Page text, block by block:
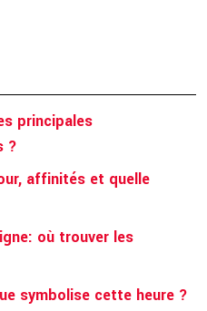
principales
?
affinités et quelle
où trouver les
symbolise cette heure ?